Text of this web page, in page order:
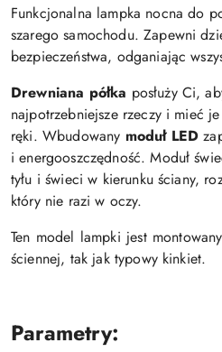
Funkcjonalna lampka nocna do
szarego samochodu. Zapewni
bezpieczeństwa, odganiając
Drewniana półka posłuży Ci,
najpotrzebniejsze rzeczy i mieć
ręki. Wbudowany moduł LED
i energooszczędność.Moduł
tyłu i świeci w kierunku ściany,
który nie razi w oczy.
Ten model lampki jest
ściennej, tak jak typowy kinkiet.
Parametry: